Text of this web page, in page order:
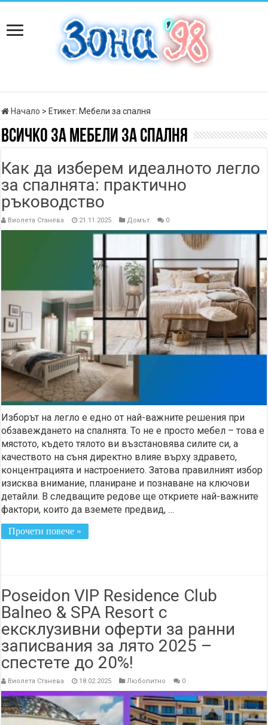
Начало > Етикет: Мебели за спалня
Всичко заМебели за спалня
Как да изберем идеалното легло
за спалнята: практично
ръководство
Виолета Станева 21.11.2025 Домът 0
Изборът на легло е едно от най-важните решения при
обзавеждането на спалнята. То не е просто мебел – това е
мястото, където тялото ви възстановява силите си, а
качеството на съня директно влияе върху здравето,
концентрацията и настроението. Затова правилният избор
изисква внимание, планиране и познаване на ключови
детайли. В следващите редове ще откриете най-важните
фактори, които да вземете предвид, …
Прочети повече »
Poseidon VIP Residence Club
Balneo & SPA Resort с
ексклузивни оферти за ранни
записвания за лято 2025 –
спестете до 20%!
Виолета Станева 18.02.2025 Любопитно 0